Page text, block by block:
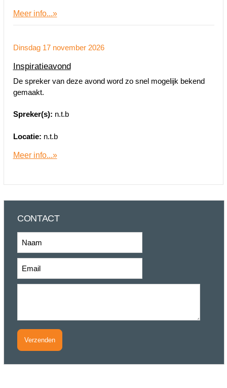
Meer info...»
Dinsdag 17 november 2026
Inspiratieavond
De spreker van deze avond word zo snel mogelijk bekend
gemaakt.
Spreker(s): n.t.b
Locatie: n.t.b
Meer info...»
CONTACT